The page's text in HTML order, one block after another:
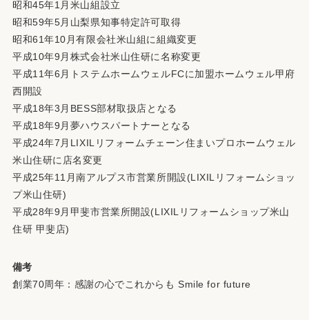
昭和45年1月米山組設立
昭和59年5月山梨県知事特定許可取得
昭和61年10月有限会社米山組に組織変更
平成10年9月株式会社米山住研に名称変更
平成11年6月トステムホームウェルFCに加盟ホームウェル甲府
西開設
平成18年3月BESS部材取扱店となる
平成18年9月夢ハウスパートナーとなる
平成24年7月LIXILリフォームチェーン住まいプロホームウェル
米山住研に店名変更
平成25年11月南アルプス市営業所開設(LIXILリフォームショッ
プ米山住研)
平成28年9月甲斐市営業所開設(LIXILリフォームショップ米山
住研 甲斐店)
備考
創業70周年：感謝の心でこれからも Smile for future